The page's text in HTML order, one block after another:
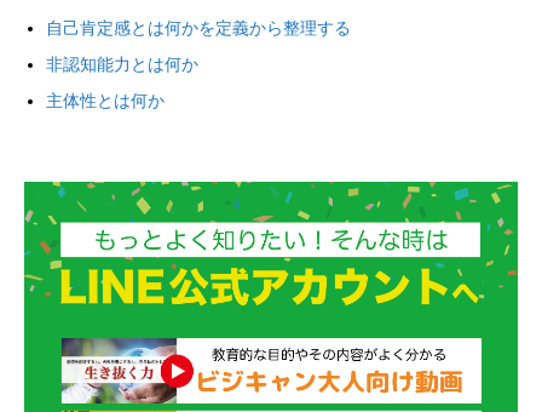
自己肯定感とは何かを定義から整理する
非認知能力とは何か
主体性とは何か